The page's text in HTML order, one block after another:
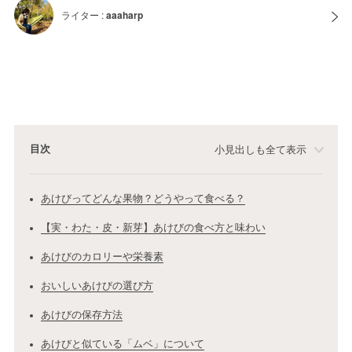
ライター :aaaharp
目次 小見出しも全て表示
あけびってどんな果物？どうやって食べる？
【実・わた・皮・新芽】あけびの食べ方と味わい
あけびのカロリーや栄養素
おいしいあけびの選び方
あけびの保存方法
あけびと似ている「ムベ」について